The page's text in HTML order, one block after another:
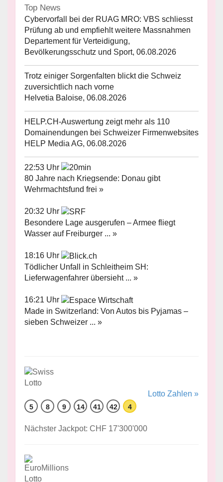
Top News
Cybervorfall bei der RUAG MRO: VBS schliesst
Prüfung ab und empfiehlt weitere Massnahmen
Departement für Verteidigung,
Bevölkerungsschutz und Sport, 06.08.2026
Trotz einiger Sorgenfalten blickt die Schweiz
zuversichtlich nach vorne
Helvetia Baloise, 06.08.2026
HELP.CH-Auswertung zeigt mehr als 110
Domainendungen bei Schweizer Firmenwebsites
HELP Media AG, 06.08.2026
22:53 Uhr
80 Jahre nach Kriegsende: Donau gibt
Wehrmachtsfund frei »
20:32 Uhr
Besondere Lage ausgerufen – Armee fliegt
Wasser auf Freiburger ... »
18:16 Uhr
Tödlicher Unfall in Schleitheim SH:
Lieferwagenfahrer übersieht ... »
16:21 Uhr
Made in Switzerland: Von Autos bis Pyjamas –
sieben Schweizer ... »
Lotto Zahlen »
5 8 9 14 41 42 4
Nächster Jackpot: CHF 17'300'000